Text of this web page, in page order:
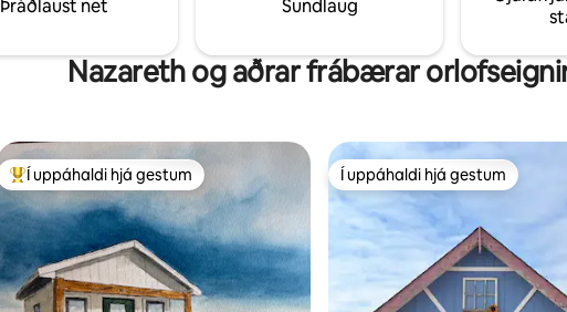
hesta fyrir fatlaða!
Þráðlaust net Sundlaug
Nazareth og aðrar frábærar
Í mestu uppáhaldi hjá gestum
Í uppáhaldi hjá gestum Í uppáhaldi hjá gestum
Í uppáhaldi hjá gestum